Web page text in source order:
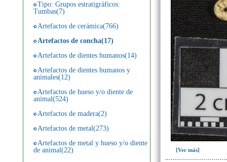
Tipo: Grupos estratigráficos:
Tumbas(7)
Artefactos de cerámica(766)
Artefactos de concha(17)
Artefactos de dientes humanos(14)
Artefactos de dientes humanos y
animales(12)
Artefactos de hueso y/o diente de
animal(524)
Artefactos de madera(2)
Artefactos de metal(273)
Artefactos de metal y hueso y/o diente
de animal(22)
[Ver más]